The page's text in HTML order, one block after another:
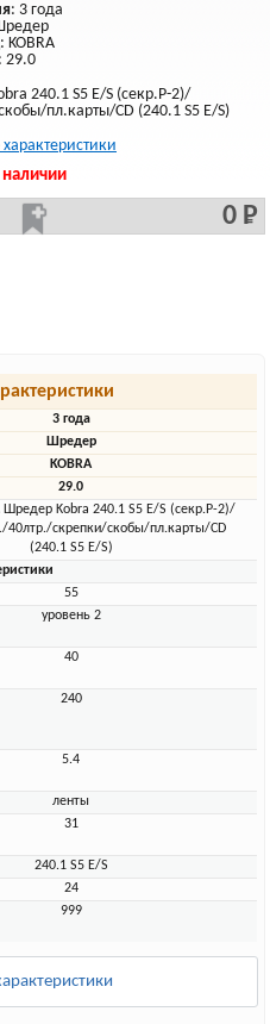
: 3 года
: KOBRA
29.0
240.1 S5 E/S (секр.Р-2)/
пл.карты/CD (240.1 S5 E/S)
наличии
0 Р
3 года
Шредер
KOBRA
29.0
Шредер Kobra 240.1 S5 E/S (секр.Р-2)/
40лтр./скрепки/скобы/пл.карты/CD
(240.1 S5 E/S)
55
уровень 2
40
240
5.4
ленты
31
240.1 S5 E/S
24
999